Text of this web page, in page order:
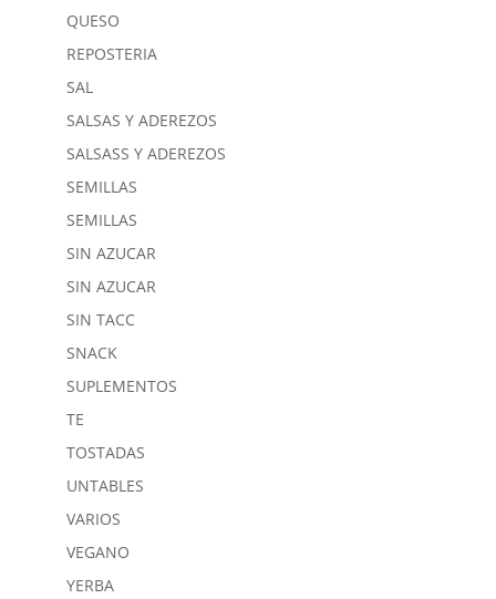
QUESO
REPOSTERIA
SAL
SALSAS Y ADEREZOS
SALSASS Y ADEREZOS
SEMILLAS
SEMILLAS
SIN AZUCAR
SIN AZUCAR
SIN TACC
SNACK
SUPLEMENTOS
TE
TOSTADAS
UNTABLES
VARIOS
VEGANO
YERBA